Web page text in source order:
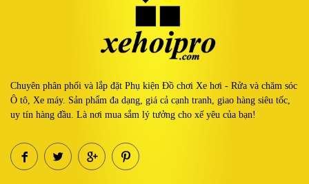
Chuyên phân phối và lắp đặt Phụ kiện Đồ chơi Xe hơi - Rửa và chăm sóc
Ô tô, Xe máy. Sản phẩm đa dạng, giá cả cạnh tranh, giao hàng siêu tốc,
uy tín hàng đầu. Là nơi mua sắm lý tưởng cho xế yêu của bạn!